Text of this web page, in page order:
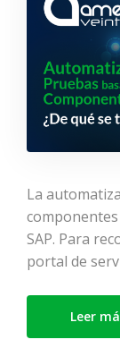
La
SAP. Para
portal de
Leer